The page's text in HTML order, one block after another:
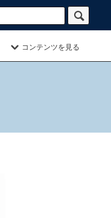
コンテンツを見る